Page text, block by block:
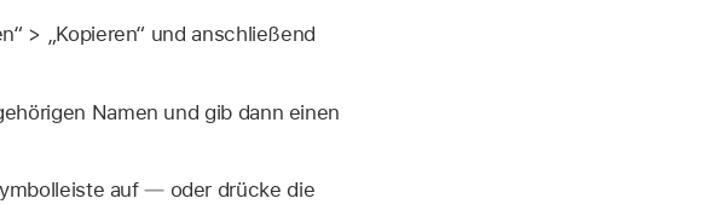
> „Kopieren“ und anschließend
Namen und gib dann einen
auf
oder drücke die